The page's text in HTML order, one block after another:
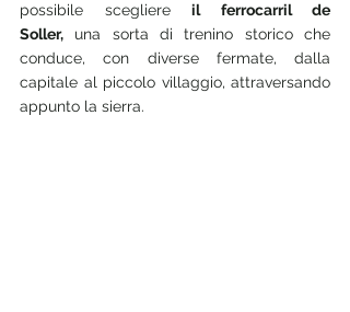
possibile scegliere il ferrocarril de
Soller, una sorta di trenino storico che
conduce, con diverse fermate, dalla
capitale al piccolo villaggio, attraversando
appunto la sierra.